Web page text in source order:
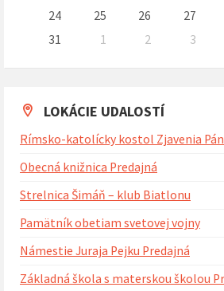
24
25 26 27
31
1 2 3
na
dni
LOKÁCIE UDALOSTÍ
Rímsko-katolícky kostol Zjavenia
Obecná knižnica Predajná
Strelnica Šimáň – klub Biatlonu
Pamätník obetiam svetovej vojny
Námestie Juraja Pejku Predajná
Základná škola s materskou školou